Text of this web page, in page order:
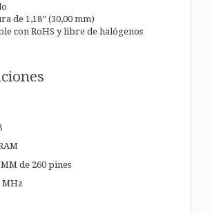
de 1,18” (30,00 mm)
con RoHS y libre de halógenos
de 260 pines
MHz